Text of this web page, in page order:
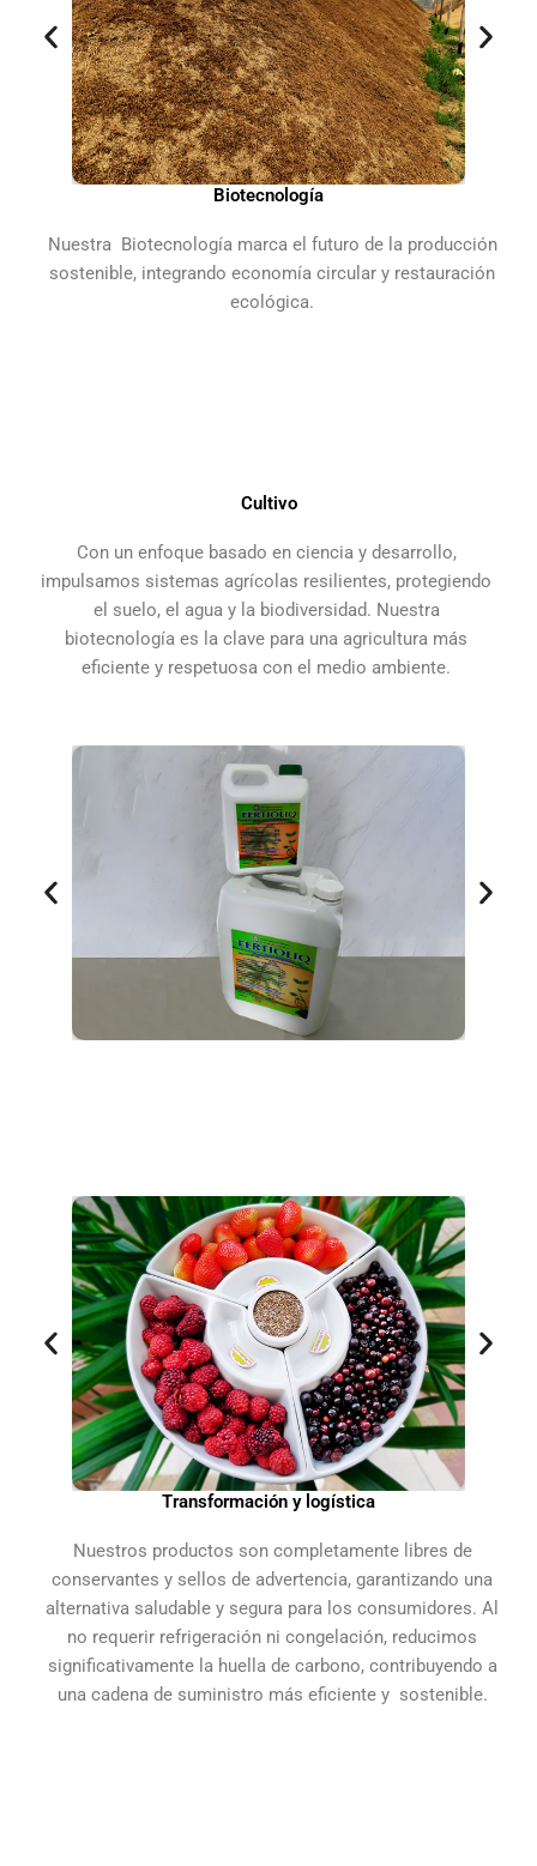
Biotecnología
Nuestra Biotecnología marca el futuro de la producción
sostenible, integrando economía circular y restauración
ecológica.
Cultivo
Con un enfoque basado en ciencia y desarrollo,
impulsamos sistemas agrícolas resilientes, protegiendo
el suelo, el agua y la biodiversidad. Nuestra
biotecnología es la clave para una agricultura más
eficiente y respetuosa con el medio ambiente.
Transformación y logística
Nuestros productos son completamente libres de
conservantes y sellos de advertencia, garantizando una
alternativa saludable y segura para los consumidores. Al
no requerir refrigeración ni congelación, reducimos
significativamente la huella de carbono, contribuyendo a
una cadena de suministro más eficiente y sostenible.